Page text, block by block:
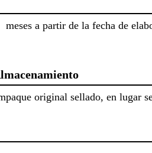
a partir de la fecha de
original sellado, en lugar